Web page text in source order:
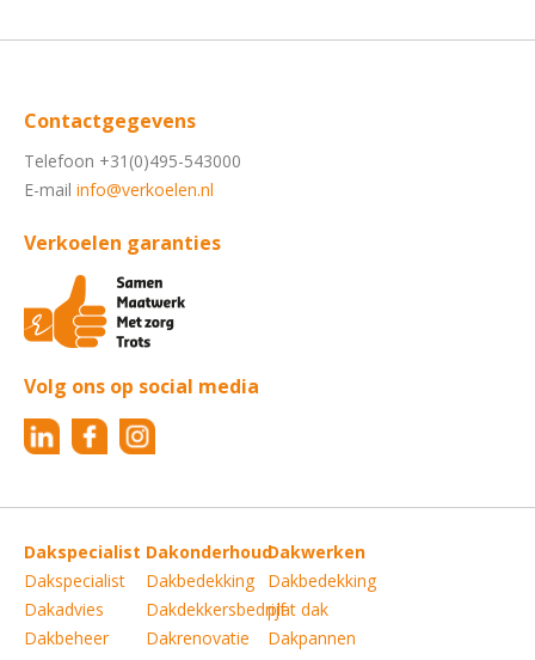
Contactgegevens
Telefoon +31(0)495-543000
E-mail info@verkoelen.nl
Verkoelen garanties
Volg ons op social media
Dakspecialist
Dakspecialist
Dakadvies
Dakbeheer
Dakonderhoud
Dakbedekking
Dakdekkersbedrijf
Dakrenovatie
Dakwerken
Dakbedekking
plat dak
Dakpannen